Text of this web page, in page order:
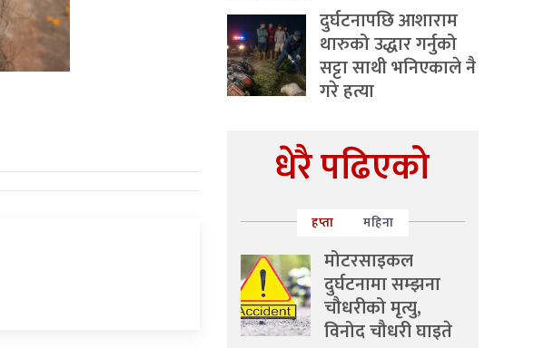
दुर्घटनापछि आशाराम
थारुको उद्धार गर्नुको
सट्टा साथी भनिएकाले नै
गरे हत्या
धेरै पढिएको
हप्ता महिना
मोटरसाइकल
दुर्घटनामा सम्झना
चौधरीको मृत्यु,
विनोद चौधरी घाइते